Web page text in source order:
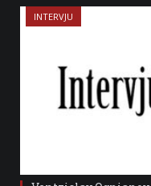
INTERVJU